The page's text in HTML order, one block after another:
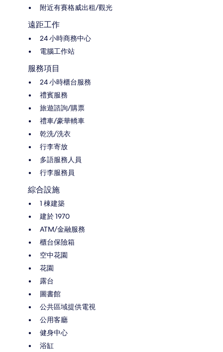
附近有賽格威出租/觀光
遠距工作
24 小時商務中心
電腦工作站
服務項目
24 小時櫃台服務
禮賓服務
旅遊諮詢/購票
禮車/豪華轎車
乾洗/洗衣
行李寄放
多語服務人員
行李服務員
綜合設施
1 棟建築
建於 1970
ATM/金融服務
櫃台保險箱
空中花園
花園
露台
圖書館
公共區域提供電視
公用客廳
健身中心
浴缸